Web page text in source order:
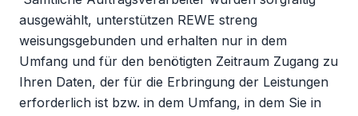
ausgewählt, unterstützen REWE streng
weisungsgebunden und erhalten nur in dem
Umfang und für den benötigten Zeitraum Zugang zu
Ihren Daten, der für die Erbringung der Leistungen
erforderlich ist bzw. in dem Umfang, in dem Sie in